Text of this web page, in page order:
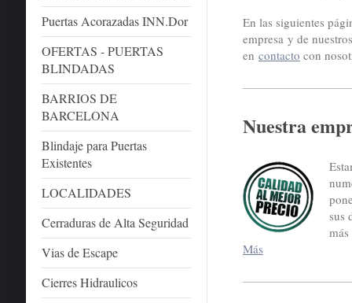
Puertas Acorazadas INN.Dor
OFERTAS - PUERTAS
BLINDADAS
BARRIOS DE
BARCELONA
Blindaje para Puertas
Existentes
LOCALIDADES
Cerraduras de Alta Seguridad
Vias de Escape
Cierres Hidraulicos
En las siguientes
empresa y de
en contacto con
Nuestra
sus
Más